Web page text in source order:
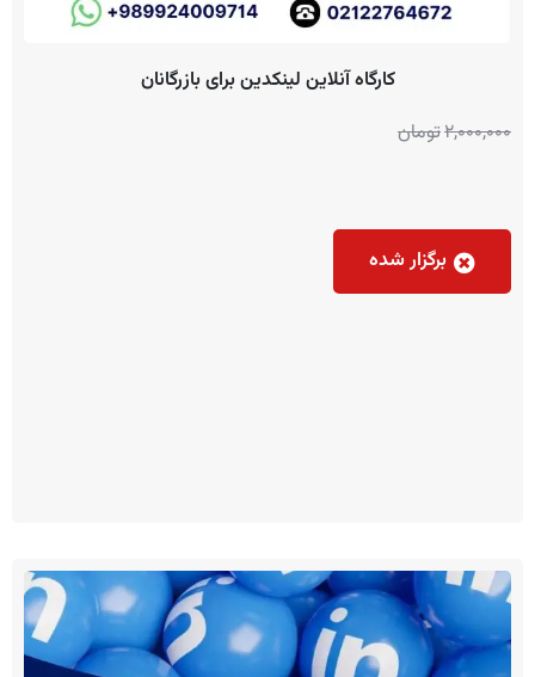
کارگاه آنلاین لینکدین برای بازرگانان
تومان2,000,000
برگزار شده